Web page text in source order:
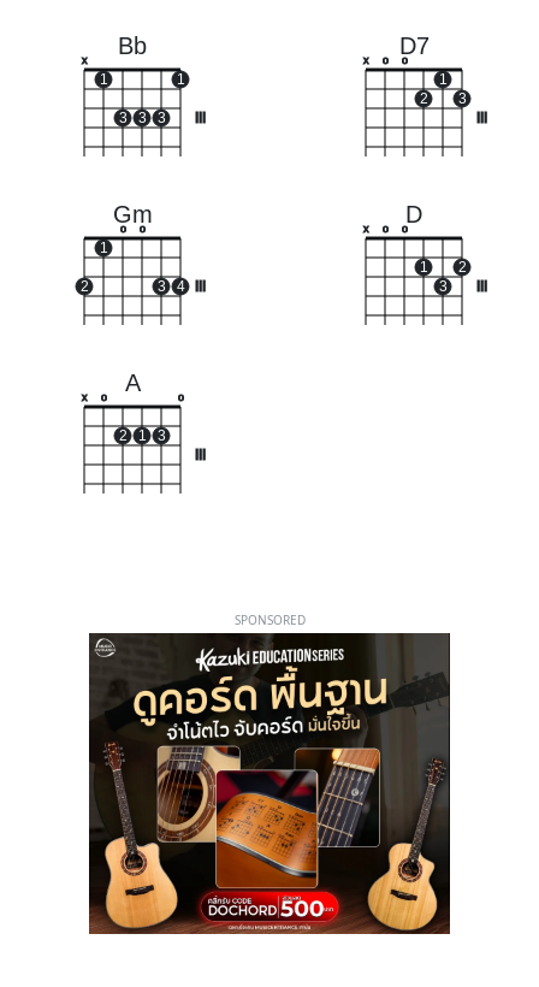
Bb
x
1
3 3 3
1
D7
x o o
2
1
3
Gm
2
1
o o
3 4
D
x o o
1
3
2
A
x o
2 1 3
o
SPONSORED